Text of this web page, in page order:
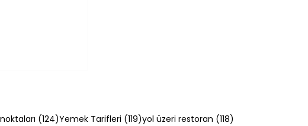
(124)124 yazı
Yemek Tarifleri (119)119 yazı
yol üzeri restoran (118)